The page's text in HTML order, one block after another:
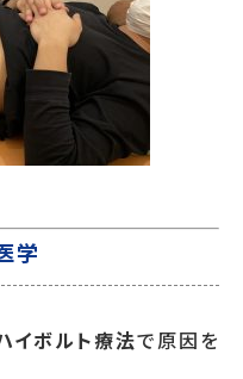
学
イボルト療法で原因を